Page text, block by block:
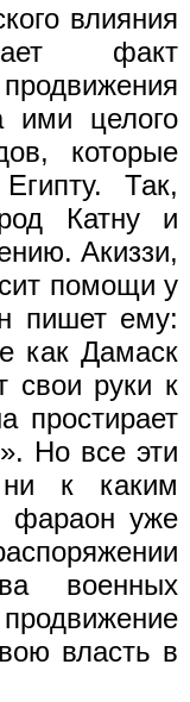
влияния
факт
ими целого
которые
Так,
Катну и
Акиззи,
помощи у
пишет ему:
как Дамаск
свои руки к
простирает
Но все эти
к каким
фараон уже
военных
власть в